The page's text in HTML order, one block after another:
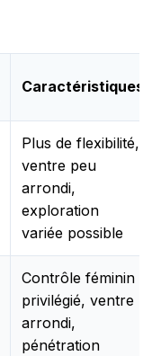
Caractéristiques
Plus de flexibilité,
ventre peu
arrondi,
exploration
variée possible
Contrôle féminin
privilégié, ventre
arrondi,
pénétration